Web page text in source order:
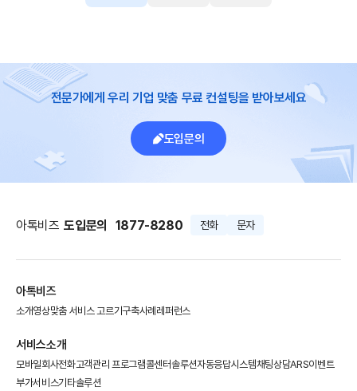
전문가에게 우리 기업 맞춤 무료 컨설팅을 받아보세요
도입문의
아톡비즈 도입문의 1877-8280 전화 문자
아톡비즈
소개영상맞춤 서비스 고르기구축사례 레퍼런스
서비스소개
모바일회사전화고객관리 프로그램콜센터솔루션자동응답시스템채팅상담ARS이벤트
부가서비스기타솔루션